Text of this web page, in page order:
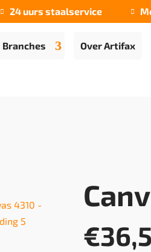
 24 uurs staalservice 
Branches Over Artifax
€